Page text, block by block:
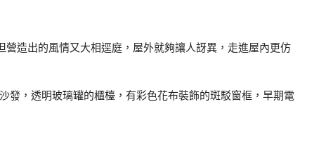
營造出的風情又大相逕庭，屋外就夠讓人訝異，走進屋內更仿
發，透明玻璃罐的櫃檯，有彩色花布裝飾的斑駁窗框，早期電